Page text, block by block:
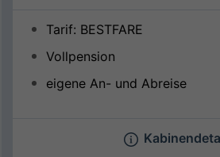
Tarif: BESTFARE
Vollpension
eigene An- und Abreise